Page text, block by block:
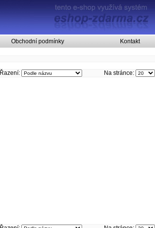
Obchodní podmínky Kontakt
Řazení:
Na stránce: